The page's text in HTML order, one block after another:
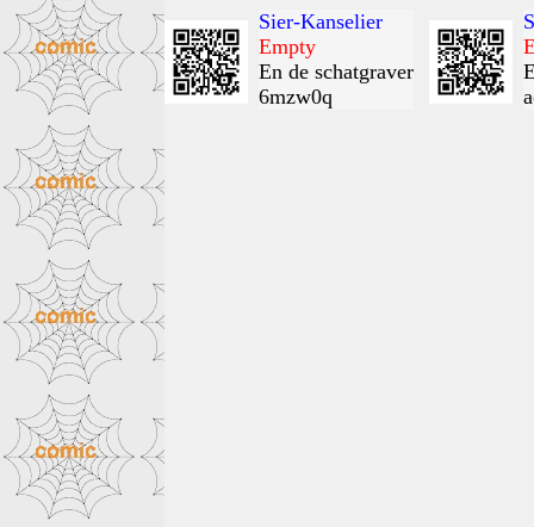
Sier-Kanselier
Empty
En de schatgraver
6mzw0q